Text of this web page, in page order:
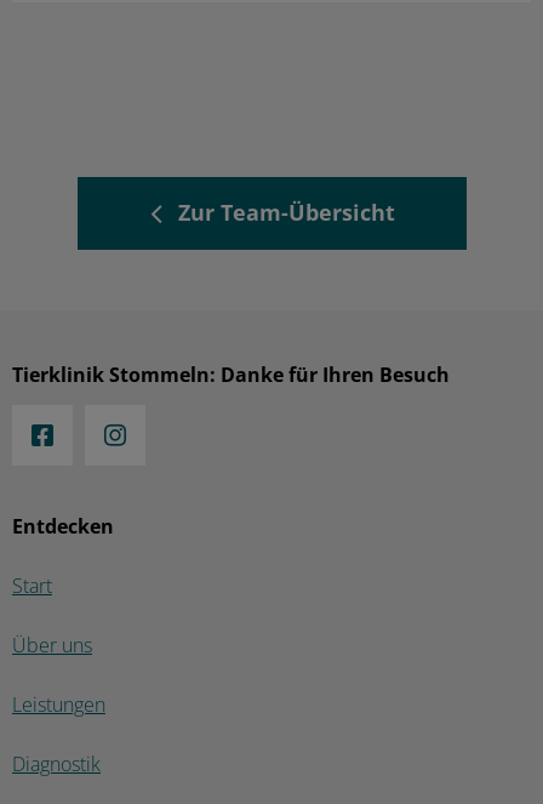
Zur Team-Übersicht
Entdecken
Start
Über uns
Leistungen
Diagnostik
Tierklinik Stommeln: Danke für Ihren Besuch